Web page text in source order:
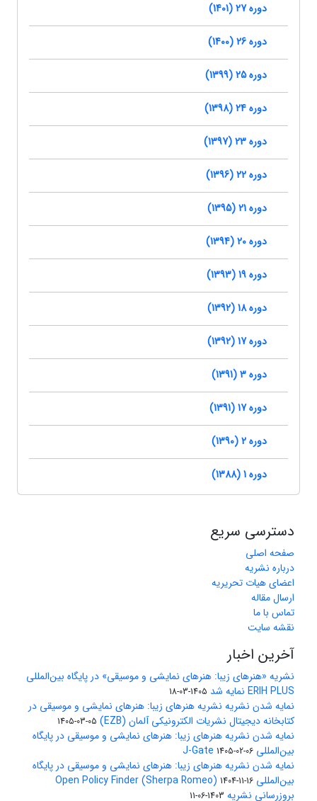
دوره 27 (1401)
دوره 26 (1400)
دوره 25 (1399)
دوره 24 (1398)
دوره 23 (1397)
دوره 22 (1396)
دوره 21 (1395)
دوره 20 (1394)
دوره 19 (1393)
دوره 18 (1392)
دوره 17 (1392)
دوره 3 (1391)
دوره 17 (1391)
دوره 2 (1390)
دوره 1 (1388)
دسترسی سریع
صفحه اصلی
درباره نشریه
اعضای هیات تحریریه
ارسال مقاله
تماس با ما
نقشه سایت
آخرین اخبار
نشریه «هنرهای زیبا: هنرهای نمایشی و موسیقی» در پایگاه بین‌المللی
ERIH PLUS نمایه شد
1405-03-18
نمایه شدن نشریه نشریه هنرهای زیبا: هنرهای نمایشی و موسیقی در
کتابخانه دیجیتال نشریات الکترونیکی آلمان (EZB)
1405-03-05
نمایه شدن نشریه هنرهای زیبا: هنرهای نمایشی و موسیقی در پایگاه
بین‌المللی J-Gate 1405-02-06
نمایه شدن نشریه هنرهای زیبا: هنرهای نمایشی و موسیقی در پایگاه
بین‌المللی Open Policy Finder (Sherpa Romeo) 1404-11-16
بروزرسانی نشریه 1403-06-11